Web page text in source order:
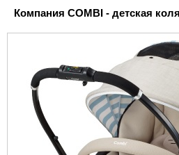
Компания COMBI - детская